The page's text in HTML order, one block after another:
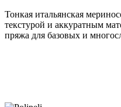
Тонкая итальянская
текстурой и аккуратным
пряжа для базовых и